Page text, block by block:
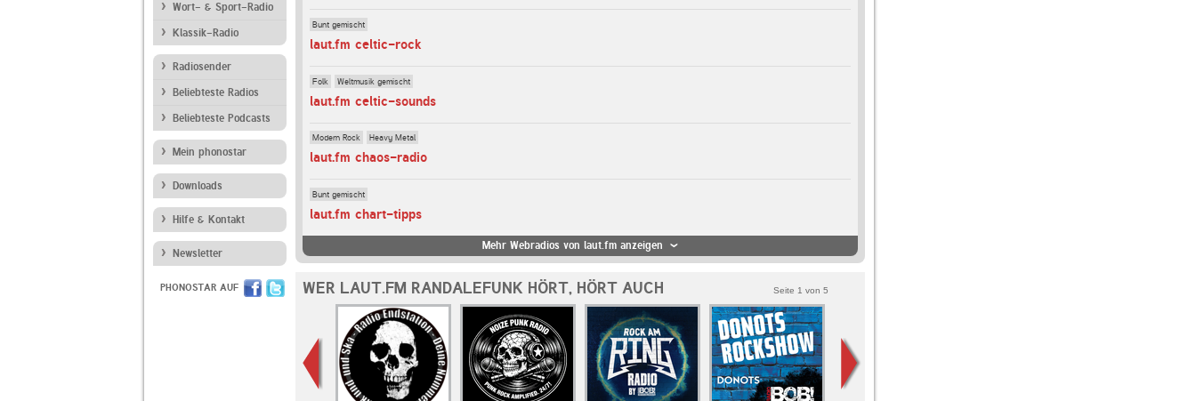
Wort- & Sport-Radio
Klassik-Radio
Radiosender
Beliebteste Radios
Beliebteste Podcasts
Mein phonostar
Downloads
Hilfe & Kontakt
Newsletter
PHONOSTAR AUF
Bunt gemischt
laut.fm celtic-rock
Folk Weltmusik gemischt
laut.fm celtic-sounds
Modern Rock Heavy Metal
laut.fm chaos-radio
Bunt gemischt
laut.fm chart-tipps
Mehr Webradios von laut.fm anzeigen
WER LAUT.FM RANDALEFUNK HÖRT, HÖRT AUCH Seite 1 von 5